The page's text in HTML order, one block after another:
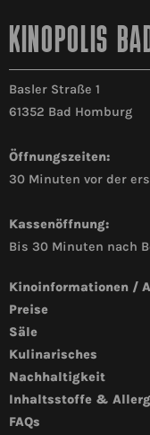
KINOPOLIS
Basler Straße 1
61352 Bad Homburg
Öffnungszeiten:
30 Minuten vor der
Kassenöffnung:
Bis 30 Minuten nach
Kinoinformationen /
Preise
Säle
Kulinarisches
Nachhaltigkeit
Inhaltsstoffe &
FAQs